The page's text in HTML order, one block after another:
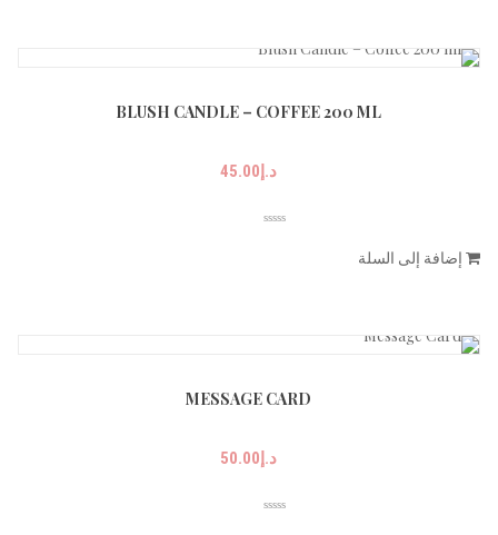
BLUSH CANDLE – COFFEE 200 ML
د.إ45.00
إضافة إلى السلة
MESSAGE CARD
د.إ50.00